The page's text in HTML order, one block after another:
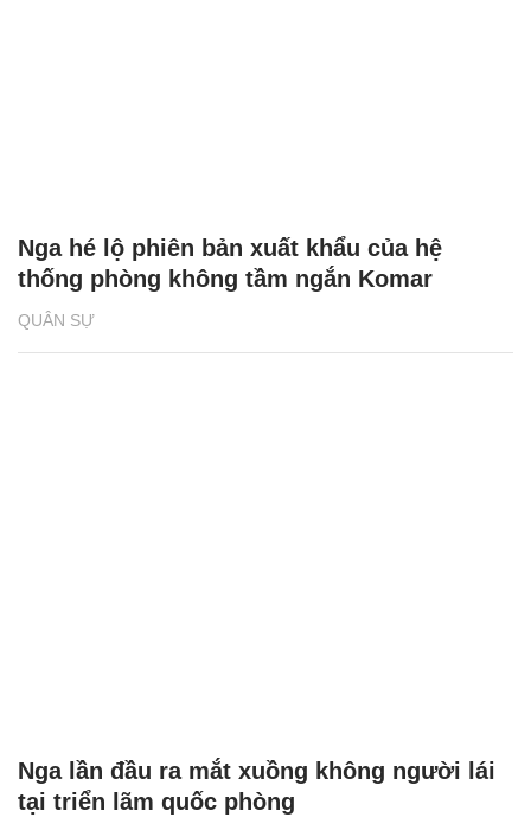
QUÂN SỰ
Nga hé lộ phiên bản xuất khẩu của hệ
thống phòng không tầm ngắn Komar
Nga lần đầu ra mắt xuồng không người lái
tại triển lãm quốc phòng